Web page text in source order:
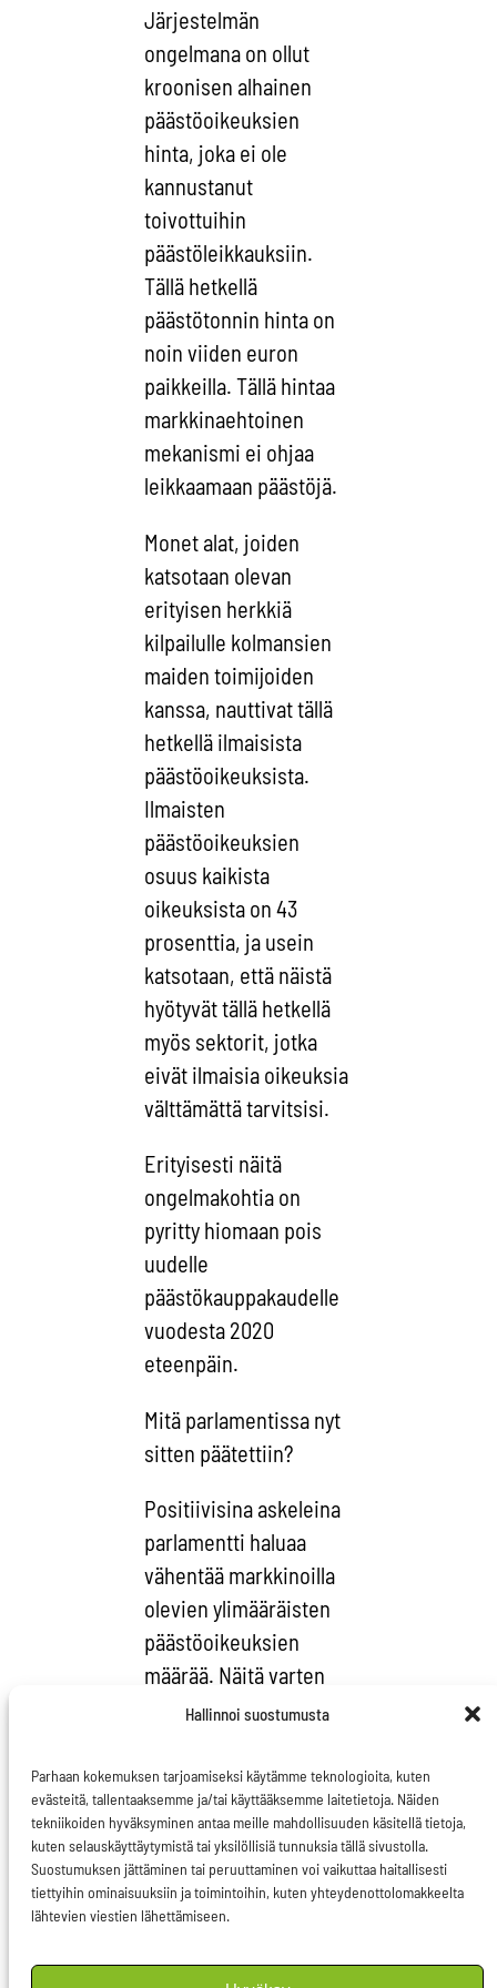
Hallinnoi suostumusta
Parhaan kokemuksen tarjoamiseksi käytämme teknologioita, kuten
evästeitä, tallentaaksemme ja/tai käyttääksemme laitetietoja. Näiden
tekniikoiden hyväksyminen antaa meille mahdollisuuden käsitellä tietoja,
kuten selauskäyttäytymistä tai yksilöllisiä tunnuksia tällä sivustolla.
Suostumuksen jättäminen tai peruuttaminen voi vaikuttaa haitallisesti
tiettyihin ominaisuuksiin ja toimintoihin, kuten yhteydenottolomakkeelta
lähtevien viestien lähettämiseen.
Järjestelmän
ongelmana on ollut
kroonisen alhainen
päästöoikeuksien
hinta, joka ei ole
kannustanut
toivottuihin
päästöleikkauksiin.
Tällä hetkellä
päästötonnin hinta on
noin viiden euron
paikkeilla. Tällä hintaa
markkinaehtoinen
mekanismi ei ohjaa
leikkaamaan päästöjä.
Monet alat, joiden
katsotaan olevan
erityisen herkkiä
kilpailulle kolmansien
maiden toimijoiden
kanssa, nauttivat tällä
hetkellä ilmaisista
päästöoikeuksista.
Ilmaisten
päästöoikeuksien
osuus kaikista
oikeuksista on 43
prosenttia, ja usein
katsotaan, että näistä
hyötyvät tällä hetkellä
myös sektorit, jotka
eivät ilmaisia oikeuksia
välttämättä tarvitsisi.
Erityisesti näitä
ongelmakohtia on
pyritty hiomaan pois
uudelle
päästökauppakaudelle
vuodesta 2020
eteenpäin.
Mitä parlamentissa nyt
sitten päätettiin?
Positiivisina askeleina
parlamentti haluaa
vähentää markkinoilla
olevien ylimääräisten
päästöoikeuksien
määrää. Näitä varten
perustettiin jo jokunen
kutsuttu
markkinavakausvaranto,
jonne sijoitettiin
muiden muassa
tehtaiden sulkemisesta
päästöoikeuksia.